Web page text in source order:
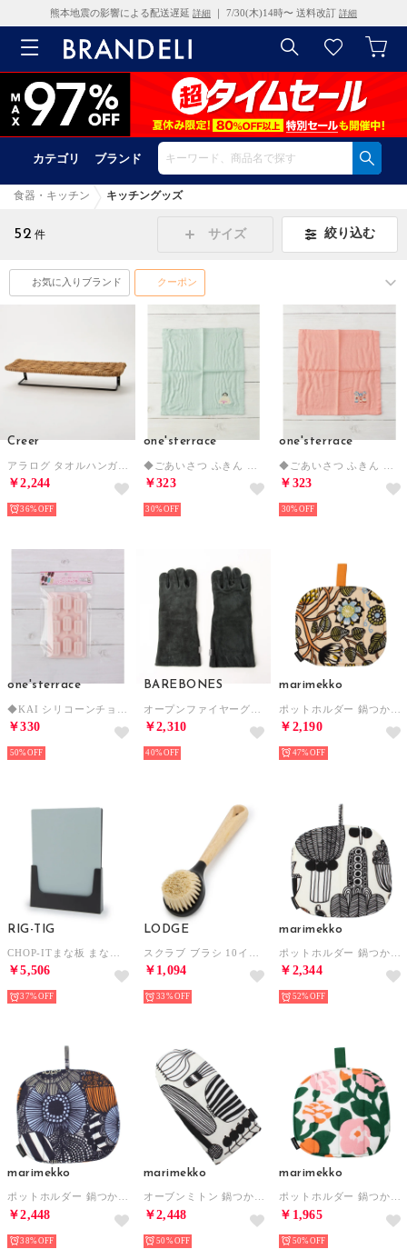
熊本地震の影響による配送遅延 詳細 ｜ 7/30(木)14時〜 送料改訂 詳細
カテゴリ ブランド
食器・キッチン キッチングッズ
52 件 サイズ 絞り込む
お気に入りブランド クーポン
Creer
￥2,244
36%
one'sterrace
￥323
30%
one'sterrace
￥323
30%
one'sterrace
￥330
50%
BAREBONES
￥2,310
40%
marimekko
￥2,190
47%
RIG-TIG
￥5,506
37%
LODGE
￥1,094
33%
marimekko
￥2,344
52%
marimekko
ポットホルダー 鍋つかみ 【返品不可商品】 （シイルトラプータルハホワイト）
￥2,448
38%
marimekko
オーブンミトン 鍋つかみ 【返品不可商品】 （ブラック×オレンジ）
￥2,448
50%
marimekko
ポットホルダー 鍋つかみ 【返品不可商品】 （グリーン×オレンジ）
￥1,965
50%